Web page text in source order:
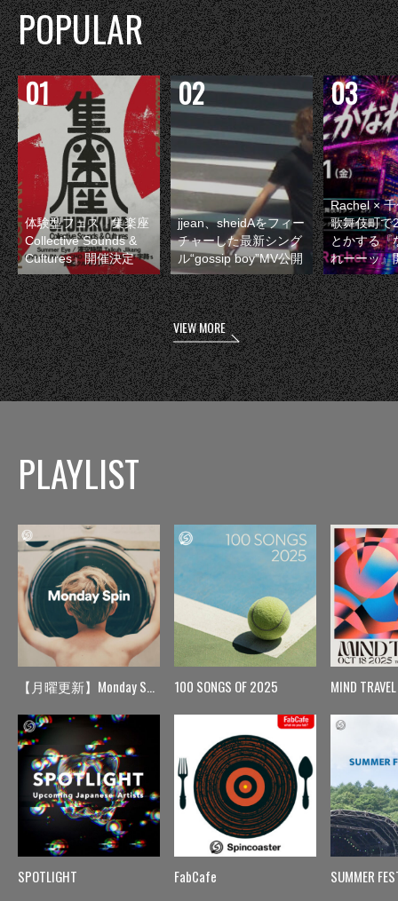
POPULAR
体験型フェス『集楽座
Collective Sounds &
Cultures』開催決定
jjean、sheidAをフィー
チャーした最新シング
ル“gossip boy”MV公開
Rachel ×
歌舞伎町で
とかする『
れーーッ』
VIEW MORE
PLAYLIST
【月曜更新】Monday Spin
SPOTLIGHT
100 SONGS OF 2025
FabCafe
MIND TRAVEL
SUMMER